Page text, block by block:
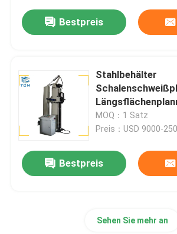
Zu Hause
Über uns
Werksbesichtigung
Qualitätskontrolle
Bestpreis
Stahlbehälter
MOQ：1 Satz
Preis：USD 9000-
Bestpreis
Sehen Sie mehr an